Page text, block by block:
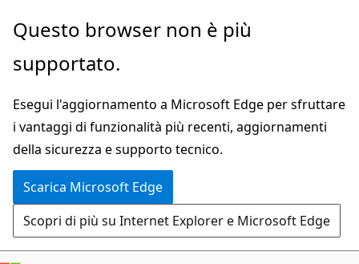
Ignora
passa
contenuto
principale
Questo browser non è più
supportato.
Esegui l'aggiornamento a Microsoft Edge per sfruttare
i vantaggi di funzionalità più recenti, aggiornamenti
della sicurezza e supporto tecnico.
Scarica Microsoft Edge
Scopri di più su Internet Explorer e Microsoft Edge